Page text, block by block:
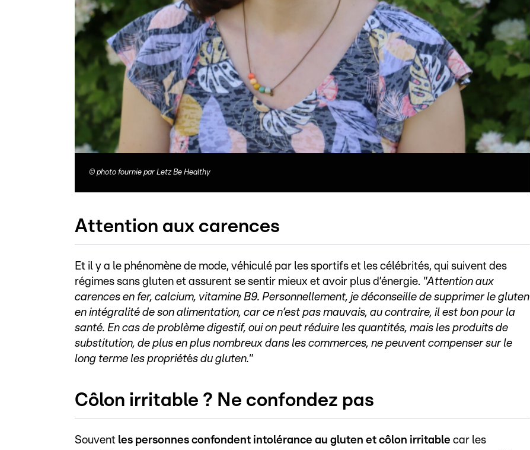
© photo fournie par Letz Be Healthy
Attention aux carences
Et il y a le phénomène de mode, véhiculé par les sportifs et les célébrités, qui suivent des
régimes sans gluten et assurent se sentir mieux et avoir plus d’énergie. "Attention aux
carences en fer, calcium, vitamine B9. Personnellement, je déconseille de supprimer le gluten
en intégralité de son alimentation, car ce n’est pas mauvais, au contraire, il est bon pour la
santé. En cas de problème digestif, oui on peut réduire les quantités, mais les produits de
substitution, de plus en plus nombreux dans les commerces, ne peuvent compenser sur le
long terme les propriétés du gluten."
Côlon irritable ? Ne confondez pas
Souvent les personnes confondent intolérance au gluten et côlon irritable car les